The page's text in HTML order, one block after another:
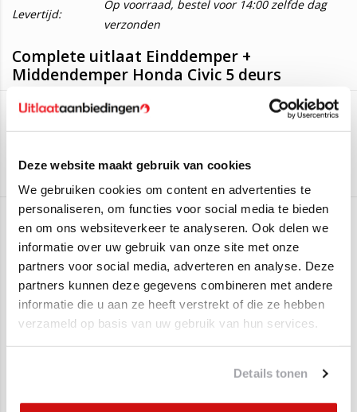
Deze website maakt gebruik van cookies
We gebruiken cookies om content en advertenties te
personaliseren, om functies voor social media te bieden
en om ons websiteverkeer te analyseren. Ook delen we
informatie over uw gebruik van onze site met onze
partners voor social media, adverteren en analyse. Deze
partners kunnen deze gegevens combineren met andere
informatie die u aan ze heeft verstrekt of die ze hebben
verzameld op basis van uw gebruik van hun services.
Details tonen
Levertijd:
Op voorraad, bestel voor 14:00 zelfde dag
verzonden
Complete uitlaat Einddemper +
Middendemper Honda Civic 5 deurs
Honda Civic (5-Drs.) 1.4i 16v (55KW/75PK - 1995 t/m 2001)
Honda Civic (5-Drs.) 1.5
(66KW/90PK - 1994 t/m 1997)
Honda Civic (5-Drs.) 1.5i
(85KW/116PK - 1997 t/m 2001)
Honda Civic (5-Drs.) 1.6i(83KW/113PK - 1994 t/m 1997)
Honda Civic (5-Drs.) 1.6i(85KW/116PK - 1997 t/m 2001)
Honda Civic (5-Drs.) 1.6 SRi(92KW/125PK - 1994 t/m 1997)
mee, op het plaatje kunt u zien welke montagematerialen hierbij
Edex
Aan verlanglijst toevoegen /Toevoegen om te vergelijken
Gerelateerde producten